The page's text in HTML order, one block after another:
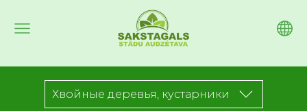
Хвойные деревья, кустарники